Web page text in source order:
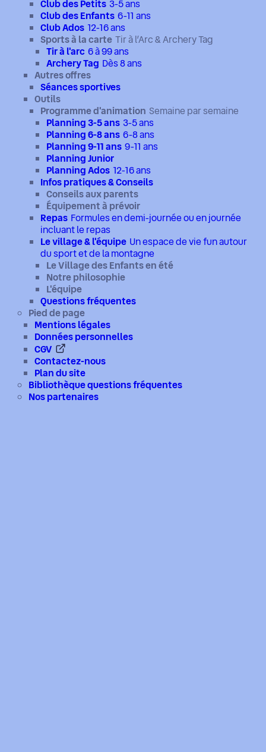
Club des Petits 3-5 ans
Club des Enfants 6-11 ans
Club Ados 12-16 ans
Sports à la carte Tir à l’Arc & Archery Tag
Tir à l'arc 6 à 99 ans
Archery Tag Dès 8 ans
Autres offres
Séances sportives
Outils
Programme d'animation Semaine par semaine
Planning 3-5 ans 3-5 ans
Planning 6-8 ans 6-8 ans
Planning 9-11 ans 9-11 ans
Planning Junior
Planning Ados 12-16 ans
Infos pratiques & Conseils
Conseils aux parents
Équipement à prévoir
Repas Formules en demi-journée ou en journée
incluant le repas
Le village & l'équipe Un espace de vie fun autour
du sport et de la montagne
Le Village des Enfants en été
Notre philosophie
L'équipe
Questions fréquentes
Pied de page
Mentions légales
Données personnelles
CGV
Contactez-nous
Plan du site
Bibliothèque questions fréquentes
Nos partenaires